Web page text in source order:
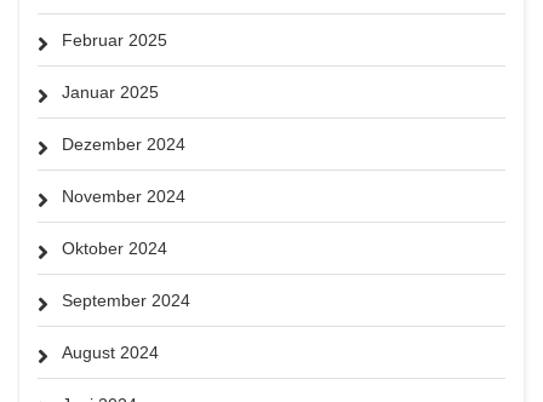
Februar 2025
Januar 2025
Dezember 2024
November 2024
Oktober 2024
September 2024
August 2024